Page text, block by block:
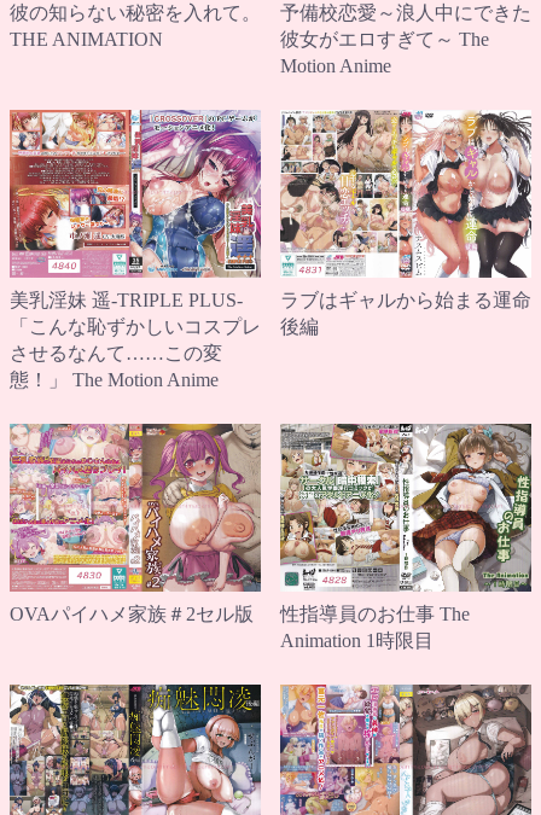
彼の知らない秘密を入れて。
THE ANIMATION
予備校恋愛～浪人中にできた
彼女がエロすぎて～ The
Motion Anime
美乳淫妹 遥-TRIPLE PLUS-
「こんな恥ずかしいコスプレ
させるなんて……この変
態！」 The Motion Anime
ラブはギャルから始まる運命
後編
OVAパイハメ家族＃2セル版
性指導員のお仕事 The
Animation 1時限目